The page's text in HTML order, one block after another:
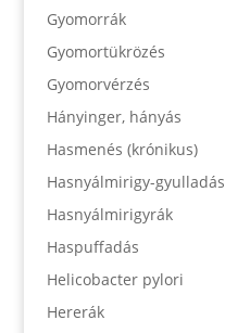
Gyomorrák
Gyomortükrözés
Gyomorvérzés
Hányinger, hányás
Hasmenés (krónikus)
Hasnyálmirigy-gyulladás
Hasnyálmirigyrák
Haspuffadás
Helicobacter pylori
Hererák